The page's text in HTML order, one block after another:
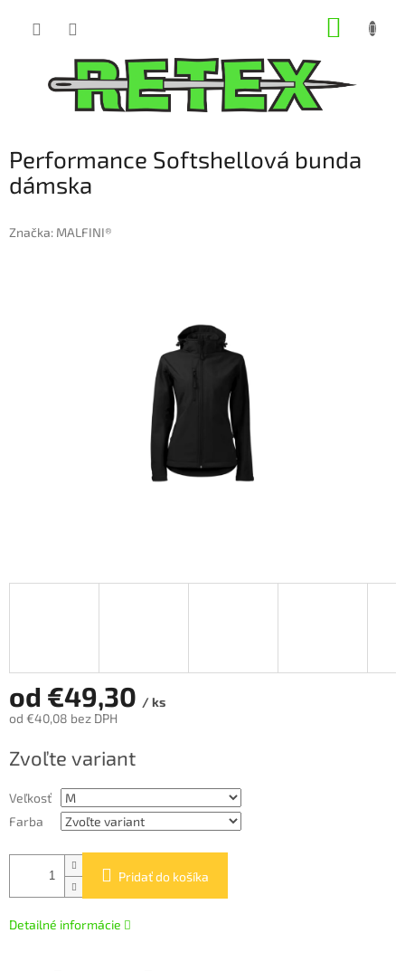
Performance Softshellová bunda
dámska
Značka: MALFINI®
od €49,30 / ks
od €40,08 bez DPH
cena:
Zvoľte variant
Veľkosť
Farba
Pridať do košíka
Detailné informácie